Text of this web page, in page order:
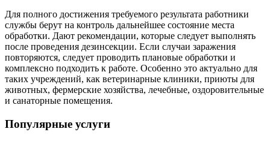
Для полного достижения требуемого результата работники
службы берут на контроль дальнейшее состояние места
обработки. Дают рекомендации, которые следует выполнять
после проведения дезинсекции. Если случаи заражения
повторяются, следует проводить плановые обработки и
комплексно подходить к работе. Особенно это актуально для
таких учреждений, как ветеринарные клиники, приюты для
животных, фермерские хозяйства, лечебные, оздоровительные
и санаторные помещения.
Популярные услуги